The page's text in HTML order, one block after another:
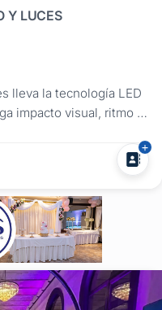
Y LUCES
lleva la tecnología LED
impacto visual, ritmo y
audio, luces y efectos
casamientos, egresos,